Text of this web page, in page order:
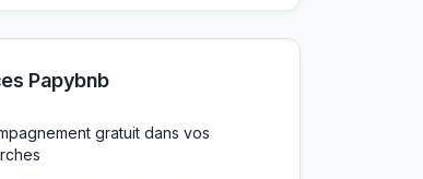
Papybnb
gratuit dans vos